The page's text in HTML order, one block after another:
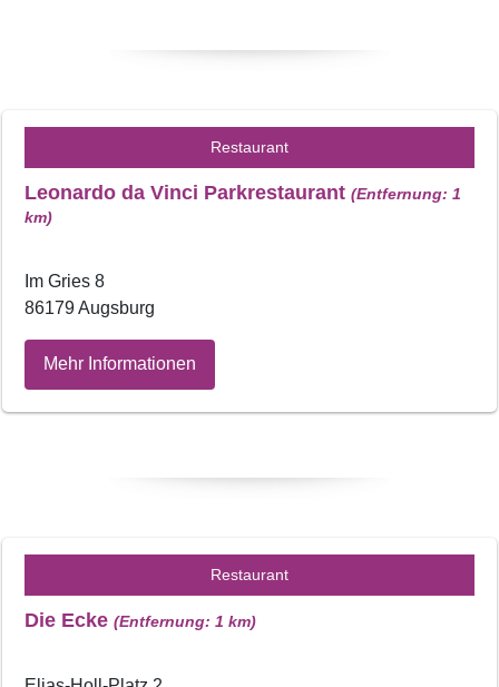
Restaurant
Leonardo da Vinci Parkrestaurant (Entfernung: 1
km)
Im Gries 8
86179 Augsburg
Mehr Informationen
Restaurant
Die Ecke (Entfernung: 1 km)